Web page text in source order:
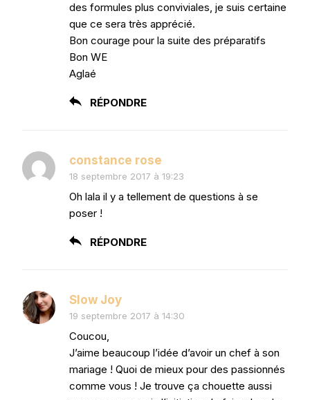
des formules plus conviviales, je suis certaine
que ce sera très apprécié.
Bon courage pour la suite des préparatifs
Bon WE
Aglaé
RÉPONDRE
constance rose
18 septembre 2017 à 19:23
Oh lala il y a tellement de questions à se
poser !
RÉPONDRE
Slow Joy
19 septembre 2017 à 14:30
Coucou,
J’aime beaucoup l’idée d’avoir un chef à son
mariage ! Quoi de mieux pour des passionnés
comme vous ! Je trouve ça chouette aussi